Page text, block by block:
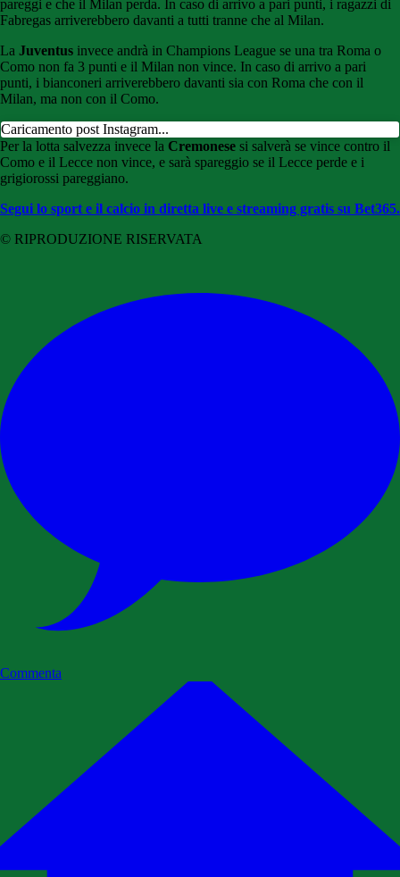
pareggi e che il Milan perda. In caso di arrivo a pari punti, i ragazzi di
Fabregas arriverebbero davanti a tutti tranne che al Milan.
La Juventus invece andrà in Champions League se una tra Roma o
Como non fa 3 punti e il Milan non vince. In caso di arrivo a pari
punti, i bianconeri arriverebbero davanti sia con Roma che con il
Milan, ma non con il Como.
Caricamento post Instagram...
Per la lotta salvezza invece la Cremonese si salverà se vince contro il
Como e il Lecce non vince, e sarà spareggio se il Lecce perde e i
grigiorossi pareggiano.
Segui lo sport e il calcio in diretta live e streaming gratis su Bet365.
© RIPRODUZIONE RISERVATA
Commenta